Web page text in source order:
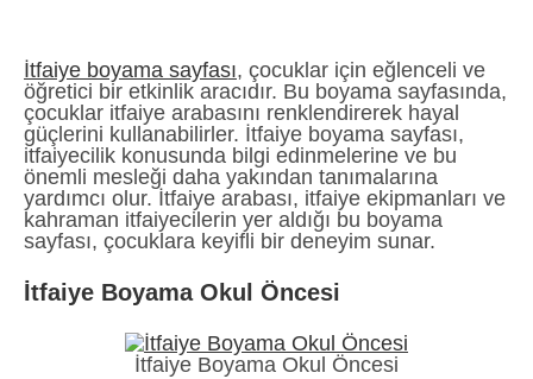
İtfaiye boyama sayfası, çocuklar için eğlenceli ve
öğretici bir etkinlik aracıdır. Bu boyama sayfasında,
çocuklar itfaiye arabasını renklendirerek hayal
güçlerini kullanabilirler. İtfaiye boyama sayfası,
itfaiyecilik konusunda bilgi edinmelerine ve bu
önemli mesleği daha yakından tanımalarına
yardımcı olur. İtfaiye arabası, itfaiye ekipmanları ve
kahraman itfaiyecilerin yer aldığı bu boyama
sayfası, çocuklara keyifli bir deneyim sunar.
İtfaiye Boyama Okul Öncesi
İtfaiye Boyama Okul Öncesi